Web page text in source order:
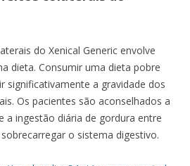
do Xenical Generic envolve
dieta. Consumir uma dieta pobre
significativamente a gravidade dos
Os pacientes são aconselhados a
a ingestão diária de gordura entre
o sistema digestivo.